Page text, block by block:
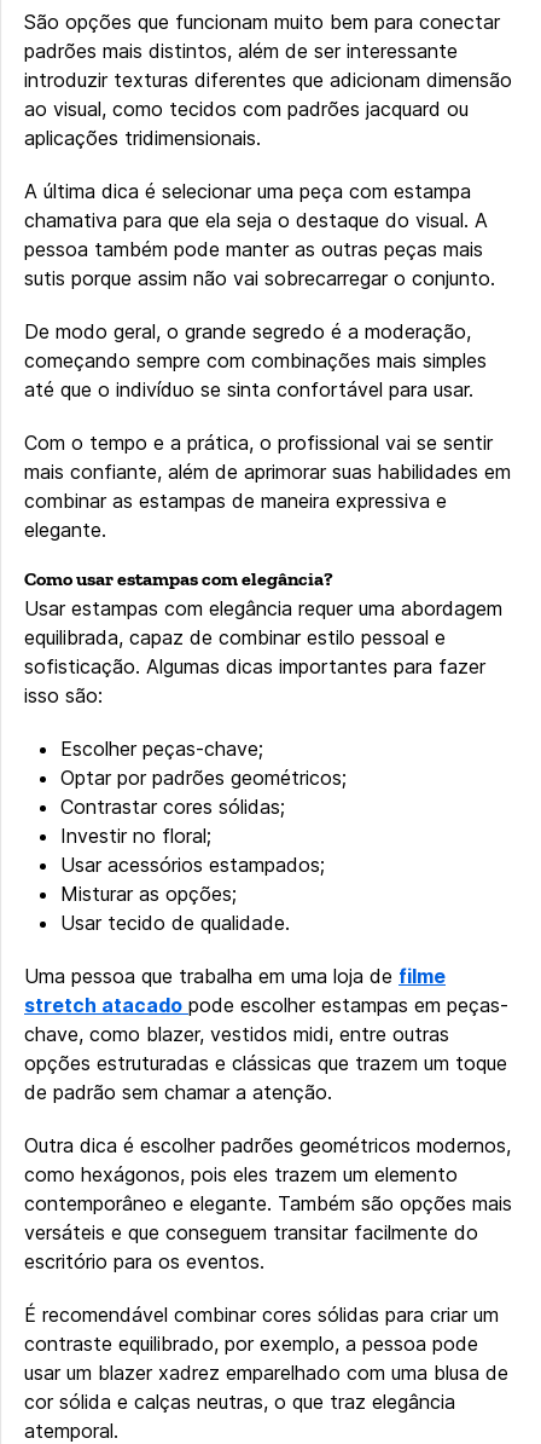
São opções que funcionam muito bem para conectar
padrões mais distintos, além de ser interessante
introduzir texturas diferentes que adicionam dimensão
ao visual, como tecidos com padrões jacquard ou
aplicações tridimensionais.
A última dica é selecionar uma peça com estampa
chamativa para que ela seja o destaque do visual. A
pessoa também pode manter as outras peças mais
sutis porque assim não vai sobrecarregar o conjunto.
De modo geral, o grande segredo é a moderação,
começando sempre com combinações mais simples
até que o indivíduo se sinta confortável para usar.
Com o tempo e a prática, o profissional vai se sentir
mais confiante, além de aprimorar suas habilidades em
combinar as estampas de maneira expressiva e
elegante.
Como usar estampas com elegância?
Usar estampas com elegância requer uma abordagem
equilibrada, capaz de combinar estilo pessoal e
sofisticação. Algumas dicas importantes para fazer
isso são:
Escolher peças-chave;
Optar por padrões geométricos;
Contrastar cores sólidas;
Investir no floral;
Usar acessórios estampados;
Misturar as opções;
Usar tecido de qualidade.
Uma pessoa que trabalha em uma loja de filme
stretch atacado pode escolher estampas em peças-
chave, como blazer, vestidos midi, entre outras
opções estruturadas e clássicas que trazem um toque
de padrão sem chamar a atenção.
Outra dica é escolher padrões geométricos modernos,
como hexágonos, pois eles trazem um elemento
contemporâneo e elegante. Também são opções mais
versáteis e que conseguem transitar facilmente do
escritório para os eventos.
É recomendável combinar cores sólidas para criar um
contraste equilibrado, por exemplo, a pessoa pode
usar um blazer xadrez emparelhado com uma blusa de
cor sólida e calças neutras, o que traz elegância
atemporal.